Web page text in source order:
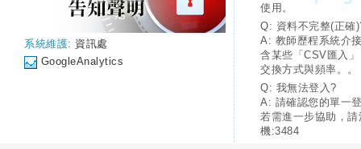
系統維護: 資訊處
GoogleAnalytics
使用。
Q: 資料不完整(正確
A: 教師歷程系統介
含某些「CSV匯入
交換方式與頻率。。
Q: 我無法登入?
A: 請確認您的單一
若需進一步協助，
機:3484